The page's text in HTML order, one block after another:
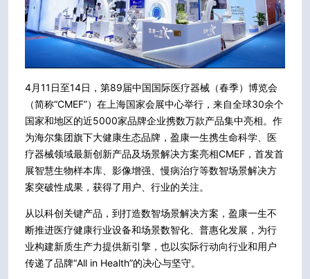
4月11日至14日，第89届中国国际医疗器械（春季）博览会
（简称“CMEF”）在上海国家会展中心举行，来自全球30余个
国家和地区的近5000家品牌企业携数万款产品集中亮相。作
为海尔集团旗下大健康生态品牌，盈康一生携生命科学、医
疗器械领域最新创新产品及场景解决方案亮相CMEF，首发首
展智慧生物样本库、影像增强、慢病治疗等数智场景解决方
案突破性成果，获得了用户、行业的关注。
从以科创关键产品，到打造数智场景解决方案，盈康一生不
断推进医疗健康行业设备和场景数智化、普惠化发展，为行
业构建新质生产力提供新引擎，也以实际行动向行业和用户
传递了品牌“All in Health”的决心与坚守。